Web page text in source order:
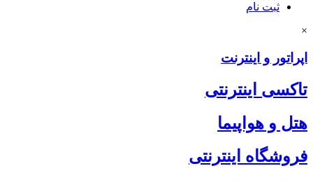
ثبت نام
×
اپراتور و اینترنت
تاکسی اینترنتی
هتل و هواپیما
فروشگاه اینترنتی